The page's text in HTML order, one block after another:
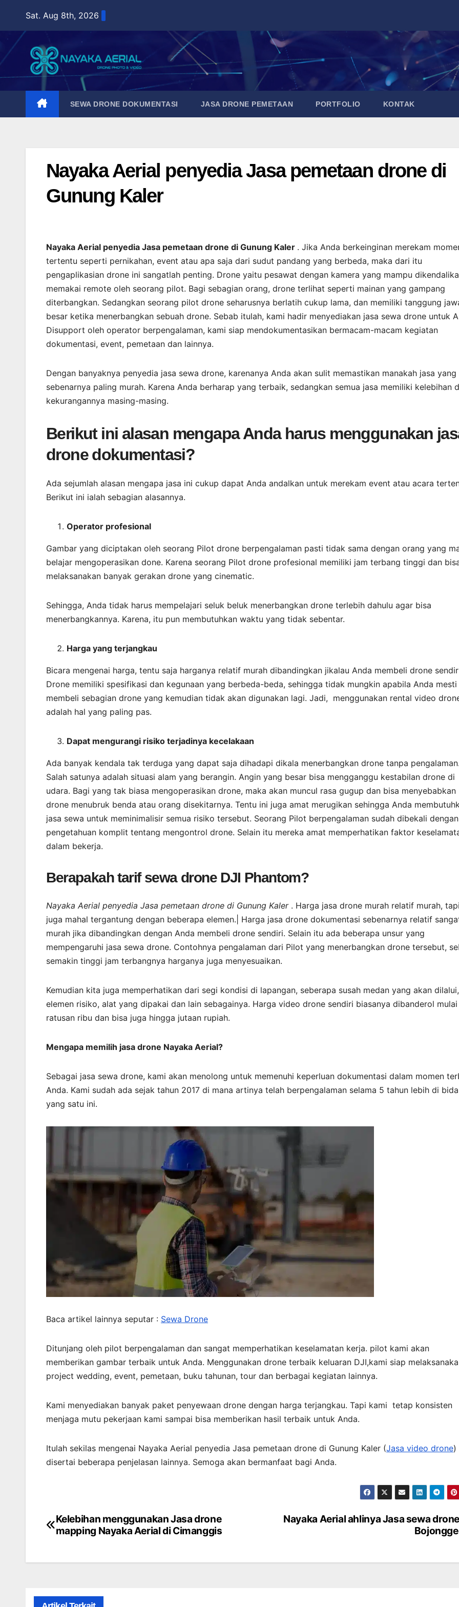
content
Sat. Aug 8th, 2026
SEWA DRONE DOKUMENTASI JASA DRONE PEMETAAN PORTFOLIO KONTAK
Nayaka Aerial penyedia Jasa pemetaan drone di
Gunung Kaler
Nayaka Aerial penyedia Jasa pemetaan drone di Gunung Kaler . Jika Anda berkeinginan merekam
tertentu seperti pernikahan, event atau apa saja dari sudut pandang yang berbeda, maka dari itu
pengaplikasian drone ini sangatlah penting. Drone yaitu pesawat dengan kamera yang mampu
memakai remote oleh seorang pilot. Bagi sebagian orang, drone terlihat seperti mainan yang gampang
diterbangkan. Sedangkan seorang pilot drone seharusnya berlatih cukup lama, dan memiliki tanggung
besar ketika menerbangkan sebuah drone. Sebab itulah, kami hadir menyediakan jasa sewa drone untuk
Disupport oleh operator berpengalaman, kami siap mendokumentasikan bermacam-macam kegiatan
dokumentasi, event, pemetaan dan lainnya.
Dengan banyaknya penyedia jasa sewa drone, karenanya Anda akan sulit memastikan manakah jasa yang
sebenarnya paling murah. Karena Anda berharap yang terbaik, sedangkan semua jasa memiliki kelebihan
kekurangannya masing-masing.
Berikut ini alasan mengapa Anda harus menggunakan
drone dokumentasi?
Ada sejumlah alasan mengapa jasa ini cukup dapat Anda andalkan untuk merekam event atau acara
Berikut ini ialah sebagian alasannya.
Operator profesional
Gambar yang diciptakan oleh seorang Pilot drone berpengalaman pasti tidak sama dengan orang yang
belajar mengoperasikan done. Karena seorang Pilot drone profesional memiliki jam terbang tinggi dan
melaksanakan banyak gerakan drone yang cinematic.
Sehingga, Anda tidak harus mempelajari seluk beluk menerbangkan drone terlebih dahulu agar bisa
menerbangkannya. Karena, itu pun membutuhkan waktu yang tidak sebentar.
Harga yang terjangkau
Bicara mengenai harga, tentu saja harganya relatif murah dibandingkan jikalau Anda membeli drone
Drone memiliki spesifikasi dan kegunaan yang berbeda-beda, sehingga tidak mungkin apabila Anda mesti
membeli sebagian drone yang kemudian tidak akan digunakan lagi. Jadi, menggunakan rental video
adalah hal yang paling pas.
Dapat mengurangi risiko terjadinya kecelakaan
Ada banyak kendala tak terduga yang dapat saja dihadapi dikala menerbangkan drone tanpa
Salah satunya adalah situasi alam yang berangin. Angin yang besar bisa mengganggu kestabilan drone di
udara. Bagi yang tak biasa mengoperasikan drone, maka akan muncul rasa gugup dan bisa menyebabkan
drone menubruk benda atau orang disekitarnya. Tentu ini juga amat merugikan sehingga Anda
jasa sewa untuk meminimalisir semua risiko tersebut. Seorang Pilot berpengalaman sudah dibekali dengan
pengetahuan komplit tentang mengontrol drone. Selain itu mereka amat memperhatikan faktor
dalam bekerja.
Berapakah tarif sewa drone DJI Phantom?
Nayaka Aerial penyedia Jasa pemetaan drone di Gunung Kaler . Harga jasa drone murah relatif murah,
juga mahal tergantung dengan beberapa elemen.| Harga jasa drone dokumentasi sebenarnya relatif
murah jika dibandingkan dengan Anda membeli drone sendiri. Selain itu ada beberapa unsur yang
mempengaruhi jasa sewa drone. Contohnya pengalaman dari Pilot yang menerbangkan drone tersebut,
semakin tinggi jam terbangnya harganya juga menyesuaikan.
Kemudian kita juga memperhatikan dari segi kondisi di lapangan, seberapa susah medan yang akan dilalui,
elemen risiko, alat yang dipakai dan lain sebagainya. Harga video drone sendiri biasanya dibanderol
ratusan ribu dan bisa juga hingga jutaan rupiah.
Mengapa memilih jasa drone Nayaka Aerial?
Sebagai jasa sewa drone, kami akan menolong untuk memenuhi keperluan dokumentasi dalam momen
Anda. Kami sudah ada sejak tahun 2017 di mana artinya telah berpengalaman selama 5 tahun lebih di
yang satu ini.
Baca artikel lainnya seputar : Sewa Drone
Ditunjang oleh pilot berpengalaman dan sangat memperhatikan keselamatan kerja. pilot kami akan
memberikan gambar terbaik untuk Anda. Menggunakan drone terbaik keluaran DJI,kami siap
project wedding, event, pemetaan, buku tahunan, tour dan berbagai kegiatan lainnya.
Kami menyediakan banyak paket penyewaan drone dengan harga terjangkau. Tapi kami tetap konsisten
menjaga mutu pekerjaan kami sampai bisa memberikan hasil terbaik untuk Anda.
Itulah sekilas mengenai Nayaka Aerial penyedia Jasa pemetaan drone di Gunung Kaler (Jasa video drone)
disertai beberapa penjelasan lainnya. Semoga akan bermanfaat bagi Anda.
Post
Nayaka Aerial ahlinya Jasa sewa
Kelebihan menggunakan Jasa drone
mapping Nayaka Aerial di Cimanggis